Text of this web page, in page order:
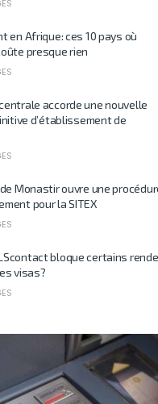
en Afrique: ces 10 pays où
presque rien
accorde une nouvelle
d’établissement de
Monastir ouvre une
pour la SITEX
bloque certains
visas?